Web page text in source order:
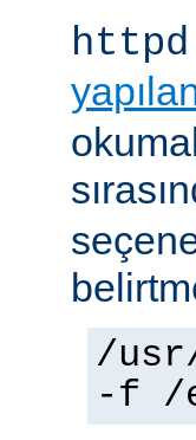
httpd
/
-f /